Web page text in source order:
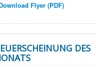
Flyer (PDF)
DES